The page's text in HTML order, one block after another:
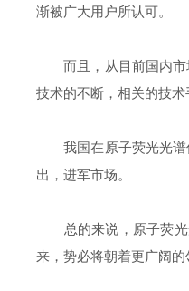
渐被广大用户所认可。
而且，从目前国内市场
技术的不断，相关的技
我国在原子荧光光谱仪
出，进军市场。
总的来说，原子荧光
来，势必将朝着更广阔的